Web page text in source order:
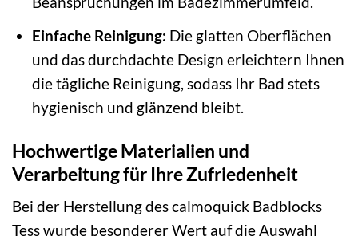
Einfache Reinigung: Die glatten Oberflächen
und das durchdachte Design erleichtern Ihnen
die tägliche Reinigung, sodass Ihr Bad stets
hygienisch und glänzend bleibt.
Hochwertige Materialien und
Verarbeitung für Ihre Zufriedenheit
Bei der Herstellung des calmoquick Badblocks
Tess wurde besonderer Wert auf die Auswahl